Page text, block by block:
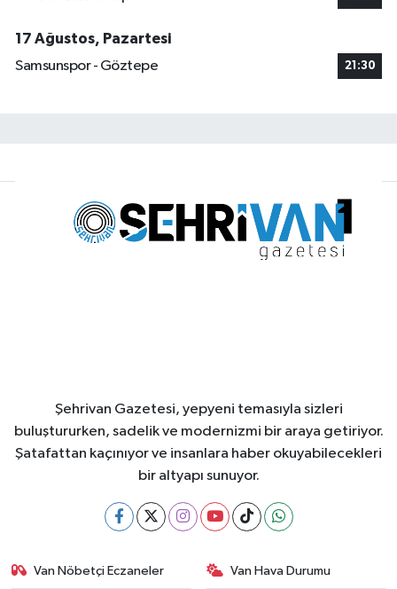
17 Ağustos, Pazartesi
Samsunspor - Göztepe
21:30
Şehrivan Gazetesi, yepyeni temasıyla sizleri
buluştururken, sadelik ve modernizmi bir araya getiriyor.
Şatafattan kaçınıyor ve insanlara haber okuyabilecekleri
bir altyapı sunuyor.
Van Nöbetçi Eczaneler Van Hava Durumu